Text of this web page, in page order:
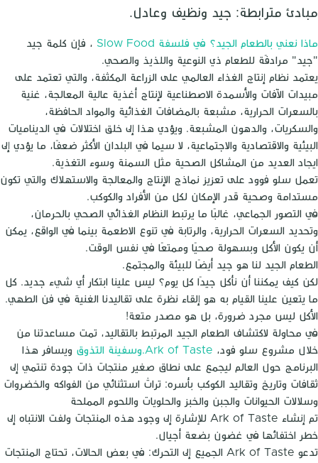
مبادئ مترابطة: جيد ونظيف وعادل.
ماذا نعني بالطعام الجيد؟ في فلسفة Slow Food
، فإن كلمة جيد
"جيد" مرادفًة للطعام ذي النوعية واللذيذ والصحي.
يعتمد نظام إنتاج الغذاء العالمي على الزراعة المكثفة، والتي تعتمد على
مبيدات الآفات والأسمدة الاصطناعية لإنتاج أغذية عالية المعالجة، غنية
بالسعرات الحرارية، مشبعة بالمضافات الغذائية والمواد الحافظة،
والسكريات، والدهون المشبعة. ويؤدي هذا إلى خلق اختلالات في الديناميات
البيئية والاقتصادية والاجتماعية، لا سيما في البلدان الأكثر ضعفًا، ما يؤدي إلى
ايجاد العديد من المشاكل الصحية مثل السمنة وسوء التغذية.
تعمل سلو فوود على تعزيز نماذج الإنتاج والمعالجة والاستهلاك والتي تكون
مستدامة وصحية قدر الإمكان لكل من الأفراد والكوكب.
في التصور الجماعي، غالبًا ما يرتبط النظام الغذائي الصحي بالحرمان،
وتحديد السعرات الحرارية، والرتابة في تنوع الاطعمة بينما في الواقع، يمكن
أن يكون الأكل وبسهولة صحيًا وممتعًا في نفس الوقت.
الطعام الجيد لنا هو جيد أيضًا للبيئة والمجتمع.
لكن كيف يمكننا أن نأكل جيدًا كل يوم؟ ليس علينا ابتكار أي شيء جديد. كل
ما يتعين علينا القيام به هو إلقاء نظرة على تقاليدنا الغنية في فن الطهي.
الأكل ليس مجرد ضرورة، بل هو مصدر متعة!
في محاولة لاكتشاف الطعام الجيد المرتبط بالتقاليد، تمت مساعدتنا من
خلال مشروع سلو فود، Ark of Taste.وسفينة التذوق
ويسافر هذا
البرنامج حول العالم ليجمع على نطاق صغير منتجات ذات جودة تنتمي إلى
ثقافات وتاريخ وتقاليد الكوكب بأسره: تراث استثنائي من الفواكه والخضروات
وسلالات الحيوانات والجبن والخبز والحلويات واللحوم المملحة
تم إنشاء Ark of Taste للإشارة إلى وجود هذه المنتجات ولفت الانتباه إلى
خطر اختفائها في غضون بضعة أجيال.
تدعو Ark of Taste الجميع إلى التحرك: في بعض الحالات، تحتاج المنتجات